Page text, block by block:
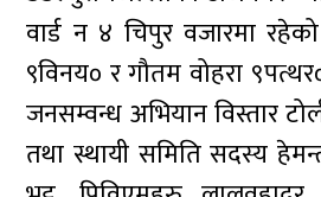
वार्ड न ४ चिपुर वजारमा
९विनय० र गौतम वोहरा
जनसम्वन्ध अभियान विस्तार
तथा स्थायी समिति सदस्य